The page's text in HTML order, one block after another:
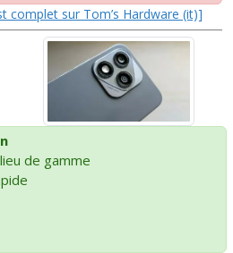
complet sur Tom’s Hardware (it)]
de gamme